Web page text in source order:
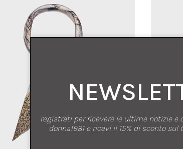
registrati per ricevere le ultime notizie e
donna1981 e ricevi il 15% di sconto